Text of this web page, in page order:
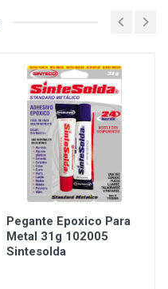
Pegante Epoxico Para
Metal 31g 102005
Sintesolda